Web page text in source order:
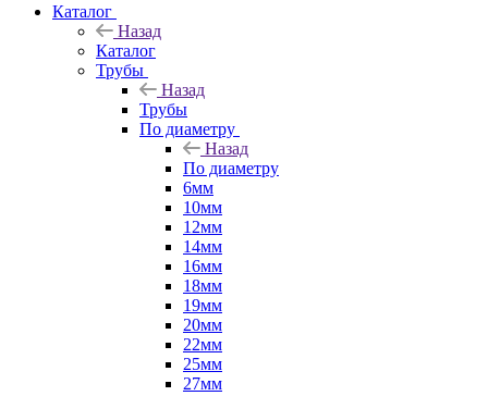
Каталог
Назад
Каталог
Трубы
Назад
Трубы
По диаметру
Назад
По диаметру
6мм
10мм
12мм
14мм
16мм
18мм
19мм
20мм
22мм
25мм
27мм